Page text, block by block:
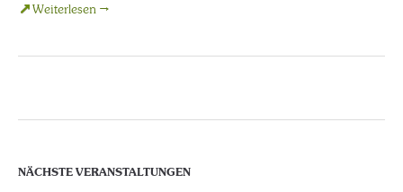
Weiterlesen →
NÄCHSTE VERANSTALTUNGEN